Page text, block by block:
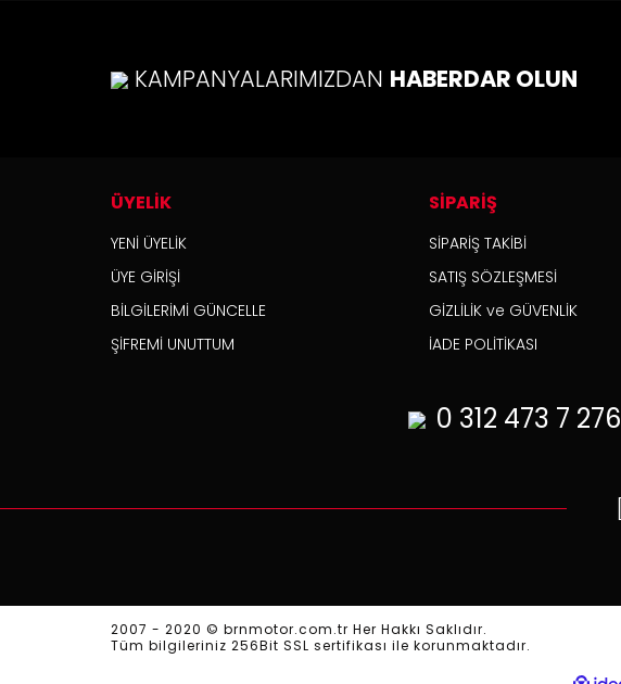
KAMPANYALARIMIZDAN HABERDAR OLUN
ÜYELİK
YENİ ÜYELİK
ÜYE GİRİŞİ
BİLGİLERİMİ GÜNCELLE
ŞİFREMİ UNUTTUM
SİPARİŞ
SİPARİŞ TAKİBİ
SATIŞ SÖZLEŞMESİ
GİZLİLİK ve GÜVENLİK
İADE POLİTİKASI
0 312 473 7 276
2007 - 2020 © brnmotor.com.tr Her Hakkı Saklıdır.
Tüm bilgileriniz 256Bit SSL sertifikası ile korunmaktadır.